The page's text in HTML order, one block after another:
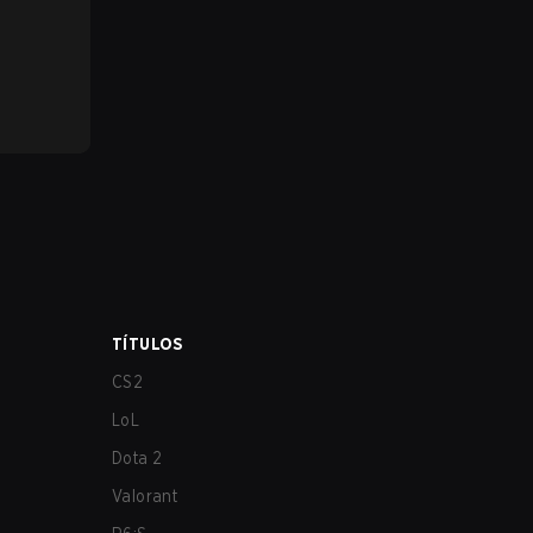
TÍTULOS
CS2
LoL
Dota 2
Valorant